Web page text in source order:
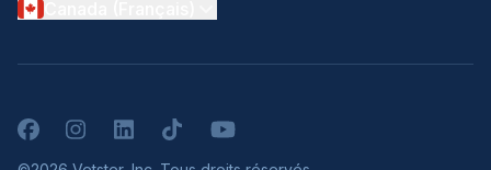
FacebookInstagramLinkedInTikTokYouTube